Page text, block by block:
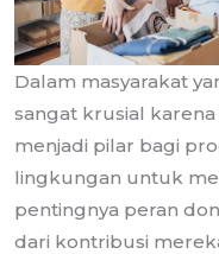
Dalam masyarakat
sangat krusial
menjadi pilar bagi
lingkungan untuk
pentingnya peran
dari kontribusi